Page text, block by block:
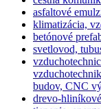
asfaltové
klimatizácia,
betónové
svetlovod,
budov, CNC
drevo-